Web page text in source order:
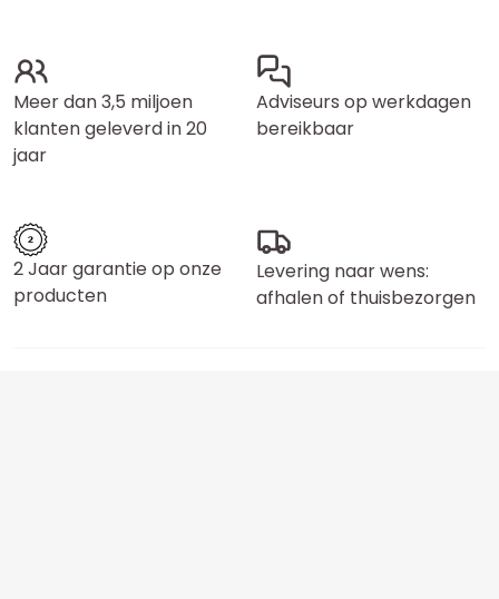
Meer dan 3,5 miljoen
klanten geleverd in 20
jaar
Adviseurs op werkdagen
bereikbaar
2 Jaar garantie op onze
producten
Levering naar wens:
afhalen of thuisbezorgen